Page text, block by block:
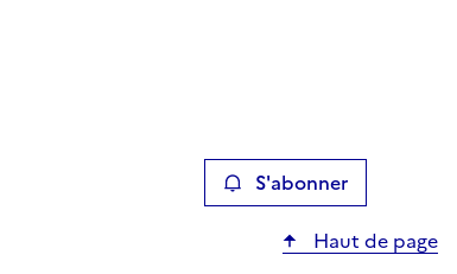
S'abonner
Haut de page